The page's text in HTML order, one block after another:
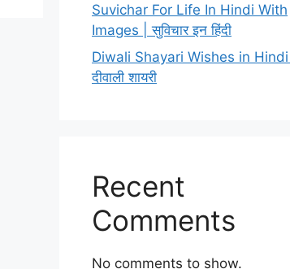
Suvichar For Life In Hindi With
Images | सुविचार इन हिंदी
Diwali Shayari Wishes in Hindi |
दीवाली शायरी
Recent
Comments
No comments to show.